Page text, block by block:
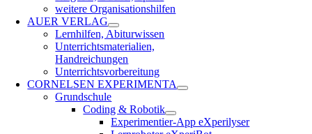
weitere Organisationshilfen
AUER VERLAG
Lernhilfen, Abiturwissen
Unterrichtsmaterialien,
Handreichungen
Unterrichtsvorbereitung
CORNELSEN EXPERIMENTA
Grundschule
Coding & Robotik
Experimentier-App eXperilyser